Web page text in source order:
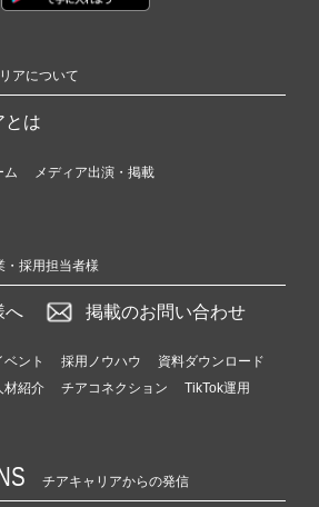
アについて
とは
ム
メディア出演・掲載
・採用担当者様
へ 掲載のお問い合わせ
ント 採用ノウハウ
資料ダウンロード
材紹介 チアコネクション
TikTok運用
チアキャリアからの発信